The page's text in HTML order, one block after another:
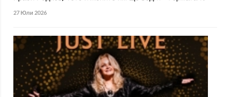
27 Юли 2026